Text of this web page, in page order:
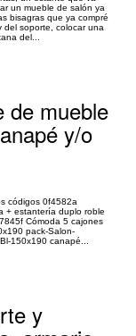
un mueble de salón ya
bisagras que ya compré
del soporte, colocar una
del...
de mueble
y/o
códigos 0f4582a
+ estantería duplo roble
Cómoda 5 cajones
pack-Salon-
150x190 canapé...
y